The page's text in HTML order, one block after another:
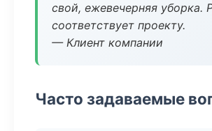
свой, ежевечерняя уборка.
соответствует проекту.
— Клиент компании
Часто задаваемые